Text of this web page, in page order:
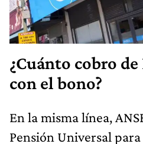
¿Cuánto cobro
con el bono?
En la misma línea,
Pensión Universal